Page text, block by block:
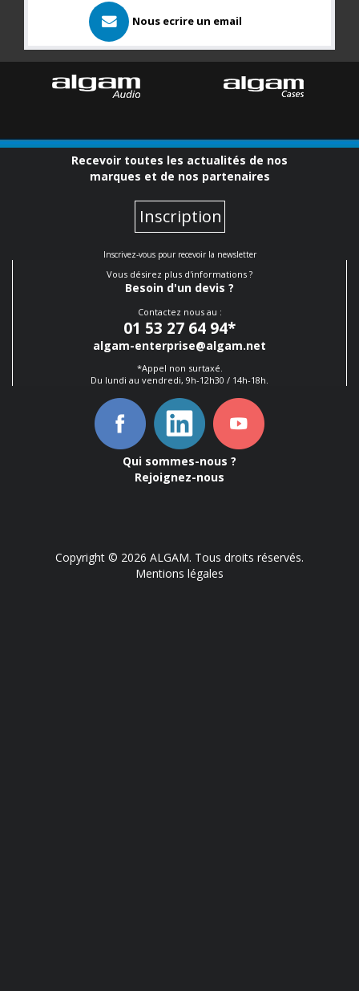
Nous ecrire un email
Recevoir toutes les actualités de nos
marques et de nos partenaires
Inscription
Inscrivez-vous pour recevoir la newsletter
Vous désirez plus d'informations ?
Besoin d'un devis ?
Contactez nous au :
01 53 27 64 94*
algam-enterprise@algam.net
*Appel non surtaxé.
Du lundi au vendredi, 9h-12h30 / 14h-18h.
Qui sommes-nous ?
Rejoignez-nous
Copyright © 2026 ALGAM. Tous droits réservés.
Mentions légales